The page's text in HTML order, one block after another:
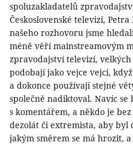
spoluzakladatelů
Československé televizi,
našeho rozhovoru jsme
méně věří mainstreamovým
zpravodajství televizí,
podobají jako vejce vejci,
a dokonce používají stejné
společně nadiktoval. Navíc se
s komentářem, a někdo je
dezolát či extremista, aby
jakým směrem se má hrozit,